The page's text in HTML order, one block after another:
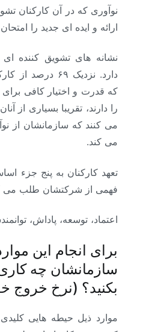
نوآوری که در آن کارکنان
ارائه و ایده ای جدید را
نشانه های تشویق کننده
دارد. نزدیک ۶۹
که قدرت و اختیار کافی برای
می کنند که سازمانشان از
می کند.
تعهد کارکنان به پنج جزء
فهمی از شرکتشان طلب می
اعتماد، توسعه، پاداش،
برای انجام این
سازمانشان چه
بکنید؟ (نرخ خروج
موارد ذیل حیطه هایی